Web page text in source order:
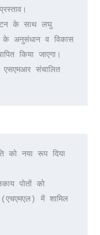
के साथ लघु
के अनुसंधान व विकास
एसएमआर संचालित
को नया रूप दिया
पोतों को
में शामिल